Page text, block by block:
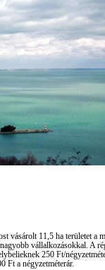
vásárolt 11,5 ha területet a
vállalkozásokkal. A
250 Ft/
Ft a négyzetméterár.